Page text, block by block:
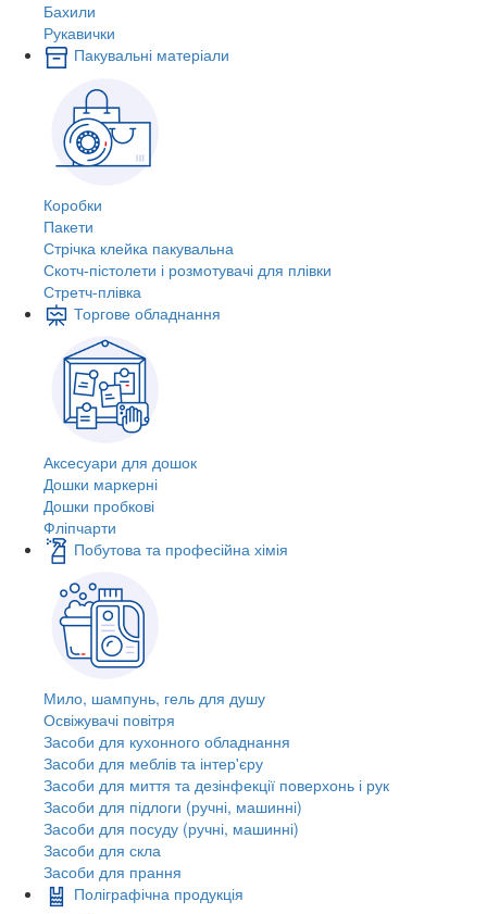
Бахили
Рукавички
Пакувальні матеріали
Коробки
Пакети
Стрічка клейка пакувальна
Скотч-пістолети і розмотувачі для плівки
Стретч-плівка
Торгове обладнання
Аксесуари для дошок
Дошки маркерні
Дошки пробкові
Фліпчарти
Побутова та професійна хімія
Мило, шампунь, гель для душу
Освіжувачі повітря
Засоби для кухонного обладнання
Засоби для меблів та інтер'єру
Засоби для миття та дезінфекції поверхонь і рук
Засоби для підлоги (ручні, машинні)
Засоби для посуду (ручні, машинні)
Засоби для скла
Засоби для прання
Поліграфічна продукція